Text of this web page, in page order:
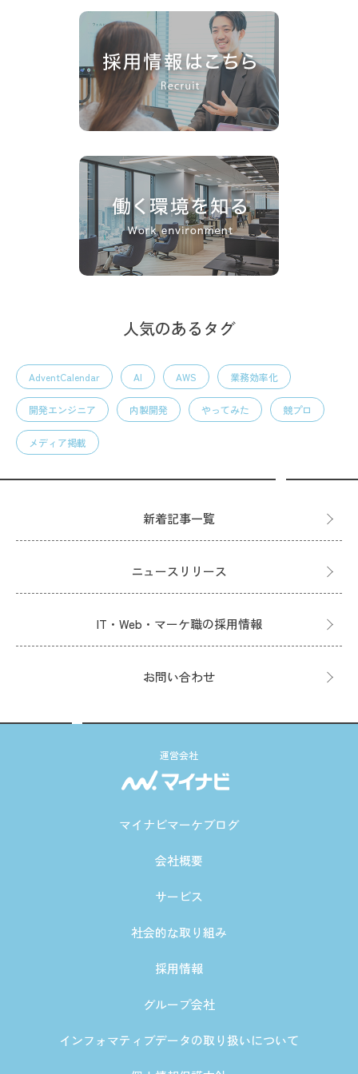
人気のあるタグ
AdventCalendar AI AWS 業務効率化
開発エンジニア 内製開発 やってみた 競プロ
メディア掲載
新着記事一覧
ニュースリリース
IT・Web・マーケ職の採用情報
お問い合わせ
運営会社
マイナビマーケブログ
会社概要
サービス
社会的な取り組み
採用情報
グループ会社
インフォマティブデータの取り扱いについて